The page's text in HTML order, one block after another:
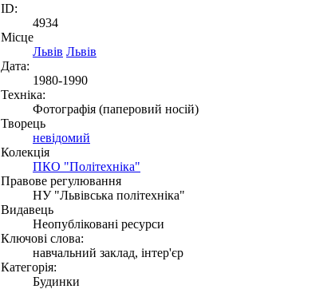
ID:
4934
Місце
Львів Львів
Дата:
1980-1990
Техніка:
Фотографія (паперовий носій)
Творець
невідомий
Колекція
ПКО "Політехніка"
Правове регулювання
НУ "Львівська політехніка"
Видавець
Неопубліковані ресурси
Ключові слова:
навчальний заклад, інтер'єр
Категорія:
Будинки